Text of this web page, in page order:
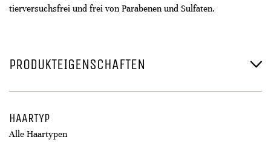
tierversuchsfrei und frei von Parabenen und Sulfaten.
PRODUKTEIGENSCHAFTEN
HAARTYP
Alle Haartypen